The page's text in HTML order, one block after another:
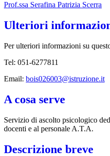
Prof.ssa Serafina Patrizia Scerra
Ulteriori
Per ulteriori informazioni su
Tel: 051-6277811
Email: bois026003@istruzione.it
A cosa serve
Servizio di ascolto psicologico
docenti e al personale A.T.A.
Descrizione breve